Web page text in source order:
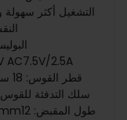
التشغيل أكثر